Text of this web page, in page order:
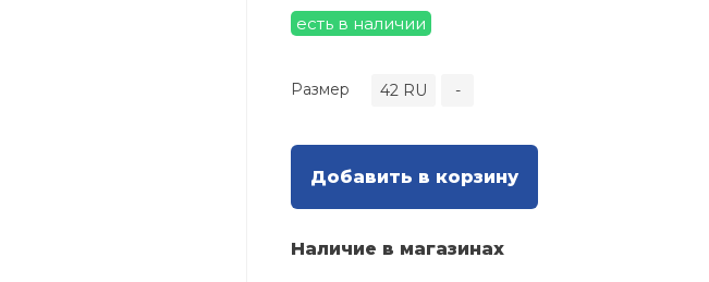
есть в наличии
Размер 42 RU -
Добавить в корзину
Наличие в магазинах